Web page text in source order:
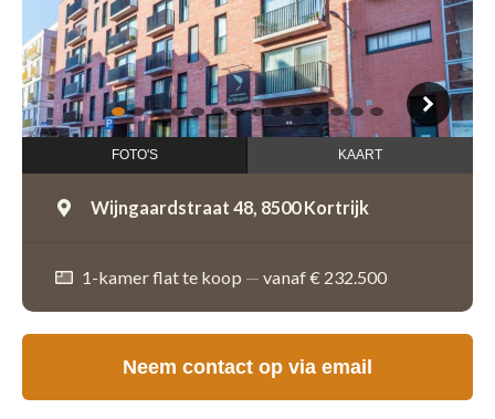
1 2 3 4 5 6 7 8 9 1011121314
FOTO'S KAART
Wijngaardstraat 48, 8500 Kortrijk
1-kamer flat te koop — vanaf € 232.500
Neem contact op via email